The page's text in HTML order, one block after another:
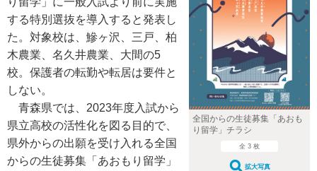
全国からの生徒募集「あおも
り留学」チラシ
全 3 枚
拡大写真
する特別選抜を導入すると発表し
た。対象校は、鰺ヶ沢、三戸、柏
木農業、名久井農業、大間の5
校。保護者の転勤や転居は要件と
しない。
青森県では、2023年度入試から
県立高校の活性化を図る目的で、
県外からの出願を受け入れる全国
からの生徒募集「あおもり留学」